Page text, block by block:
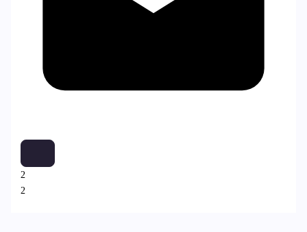
2
2